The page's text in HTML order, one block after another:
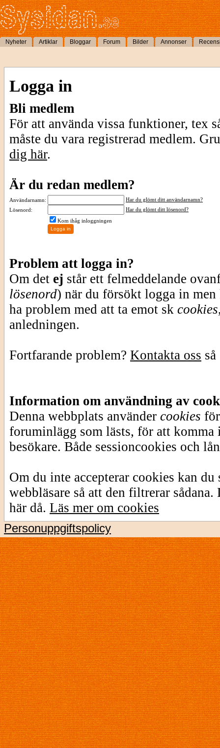
Nyheter Artiklar Bloggar Forum Bilder Annonser
Logga in
Bli medlem
För att använda vissa funktioner, tex
måste du vara registrerad medlem.
dig här.
Är du redan medlem?
Användarnamn:
Har du glömt ditt användarnamn?
Lösenord:
Har du glömt ditt lösenord?
Kom ihåg inloggningen
Problem att logga in?
Om det ej står ett felmeddelande
lösenord) när du försökt logga in
ha problem med att ta emot sk cookies
anledningen.
Fortfarande problem? Kontakta oss
Information om användning av
Denna webbplats använder cookies
foruminlägg som lästs, för att
besökare. Både sessioncookies och
Om du inte accepterar cookies kan
webbläsare så att den filtrerar
här då. Läs mer om cookies
Personuppgiftspolicy